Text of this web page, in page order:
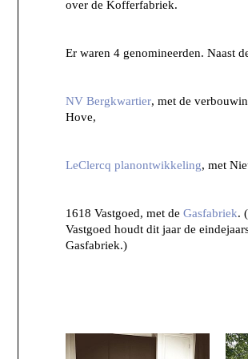
over de Kofferfabriek.
Er waren 4 genomineerden. Naast
NV Bergkwartier, met de
Hove,
LeClercq planontwikkeling, met
1618 Vastgoed, met de Gasfabriek.
Vastgoed houdt dit jaar de
Gasfabriek.)